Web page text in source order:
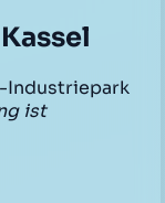
Industriepark
ist